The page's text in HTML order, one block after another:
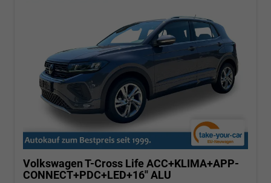
Volkswagen T-Cross Life ACC+KLIMA+APP-
CONNECT+PDC+LED+16'' ALU